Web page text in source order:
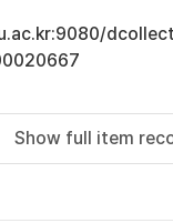
Show full item